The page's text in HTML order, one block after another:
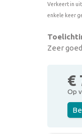
Verkeert in
enkele keer
Zeer
€
Op